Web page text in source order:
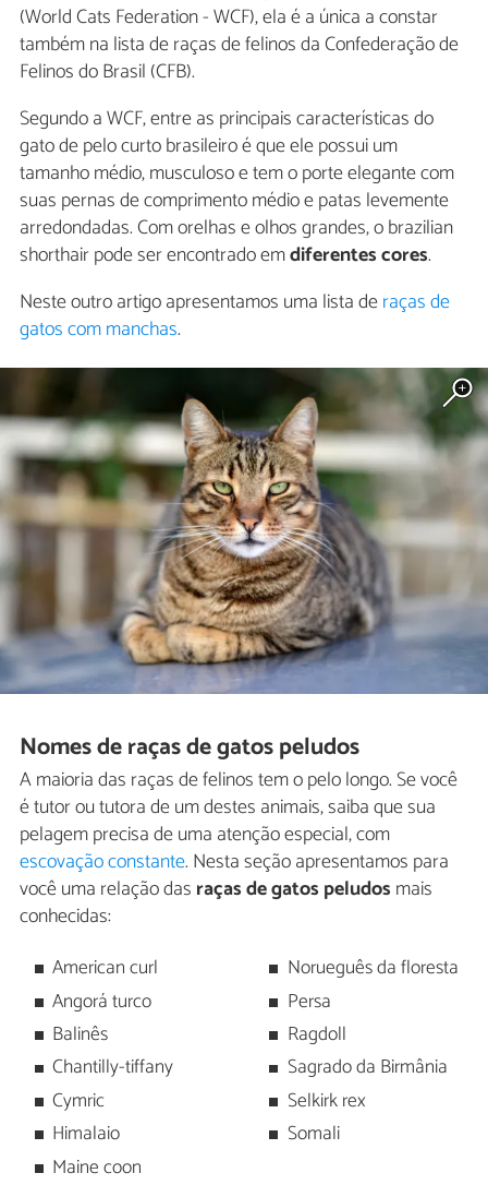
(World Cats Federation - WCF), ela é a única a constar
também na lista de raças de felinos da Confederação de
Felinos do Brasil (CFB).
Segundo a WCF, entre as principais características do
gato de pelo curto brasileiro é que ele possui um
tamanho médio, musculoso e tem o porte elegante com
suas pernas de comprimento médio e patas levemente
arredondadas. Com orelhas e olhos grandes, o brazilian
shorthair pode ser encontrado emdiferentes cores.
Neste outro artigo apresentamos uma lista deraças de
gatos com manchas.
Nomes de raças de gatos peludos
A maioria das raças de felinos tem o pelo longo. Se você
é tutor ou tutora de um destes animais, saiba que sua
pelagem precisa de uma atenção especial, com
escovação constante. Nesta seção apresentamos para
você uma relação das raças de gatos peludos mais
conhecidas:
American curl
Angorá turco
Balinês
Chantilly-tiffany
Cymric
Himalaio
Maine coon
Norueguês da floresta
Persa
Ragdoll
Sagrado da Birmânia
Selkirk rex
Somali